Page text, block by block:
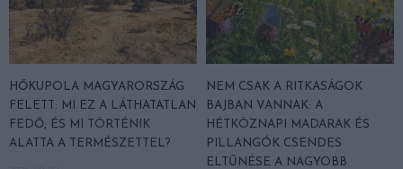
HŐKUPOLA MAGYARORSZÁG
FELETT: MI EZ A LÁTHATATLAN
FEDŐ, ÉS MI TÖRTÉNIK
ALATTA A TERMÉSZETTEL?
NEM CSAK A RITKASÁGOK
BAJBAN VANNAK: A
HÉTKÖZNAPI MADARAK ÉS
PILLANGÓK CSENDES
ELTŰNÉSE A NAGYOBB